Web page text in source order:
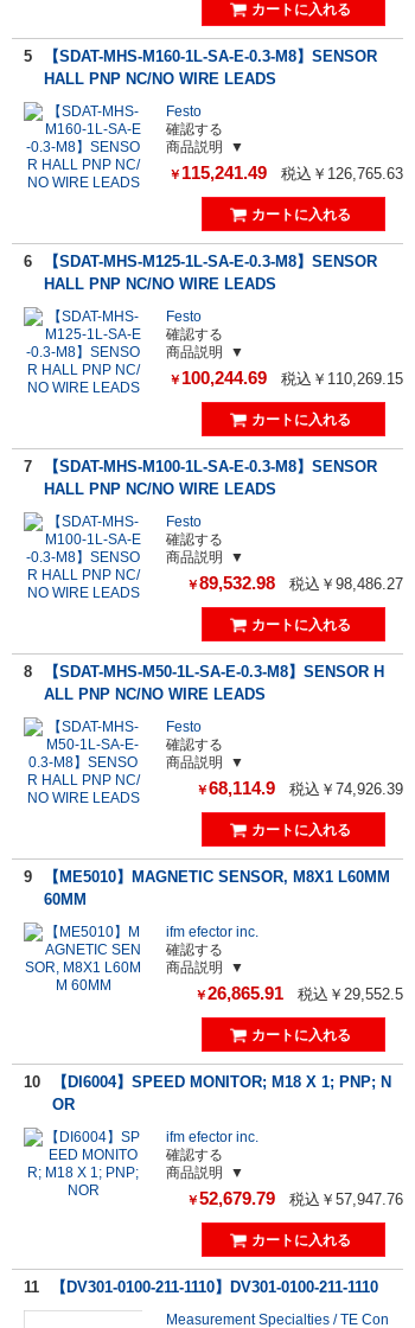
5
【SDAT-MHS-M160-1L-SA-E-0.3-M8】SENSOR
HALL PNP NC/NO WIRE LEADS
Festo
確認する
商品説明
￥ 115,241.49 税込￥126,765.63
6
【SDAT-MHS-M125-1L-SA-E-0.3-M8】SENSOR
HALL PNP NC/NO WIRE LEADS
Festo
確認する
商品説明
￥ 100,244.69 税込￥110,269.15
7
【SDAT-MHS-M100-1L-SA-E-0.3-M8】SENSOR
HALL PNP NC/NO WIRE LEADS
Festo
確認する
商品説明
￥89,532.98 税込￥98,486.27
8
【SDAT-MHS-M50-1L-SA-E-0.3-M8】SENSOR H
ALL PNP NC/NO WIRE LEADS
Festo
確認する
商品説明
￥68,114.9 税込￥74,926.39
9
【ME5010】MAGNETIC SENSOR, M8X1 L60MM
60MM
ifm efector inc.
確認する
商品説明
￥26,865.91 税込￥29,552.5
10
【DI6004】SPEED MONITOR; M18 X 1; PNP; N
OR
ifm efector inc.
確認する
商品説明
￥52,679.79 税込￥57,947.76
11 【DV301-0100-211-1110】DV301-0100-211-1110
Measurement Specialties / TE Con